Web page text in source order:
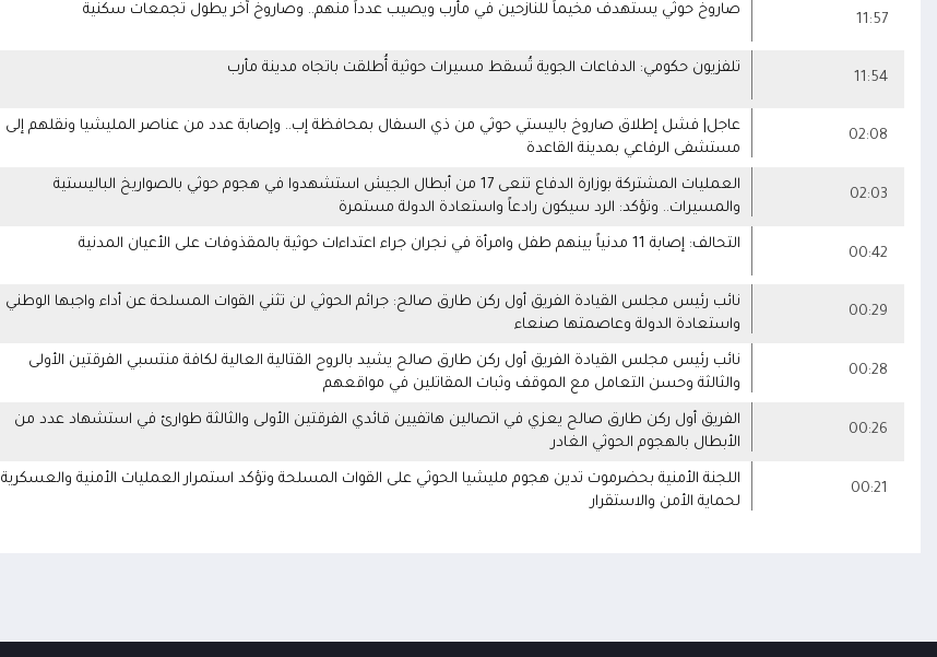
11:57
صاروخ حوثي يستهدف مخيماً للنازحين في مأرب ويصيب عدداً منهم.. وصاروخ آخر يطول تجمعات سكنية
11:54
تلفزيون حكومي: الدفاعات الجوية تُسقط مسيرات حوثية أُطلقت باتجاه مدينة مأرب
02:08
عاجل| فشل إطلاق صاروخ باليستي حوثي من ذي السفال بمحافظة إب.. وإصابة عدد من عناصر المليشيا ونقلهم إلى
مستشفى الرفاعي بمدينة القاعدة
02:03
العمليات المشتركة بوزارة الدفاع تنعى 17 من أبطال الجيش استشهدوا في هجوم حوثي بالصواريخ الباليستية
والمسيرات.. وتؤكد: الرد سيكون رادعاً واستعادة الدولة مستمرة
00:42
التحالف: إصابة 11 مدنياً بينهم طفل وامرأة في نجران جراء اعتداءات حوثية بالمقذوفات على الأعيان المدنية
00:29
نائب رئيس مجلس القيادة الفريق أول ركن طارق صالح: جرائم الحوثي لن تثني القوات المسلحة عن أداء واجبها الوطني
واستعادة الدولة وعاصمتها صنعاء
00:28
نائب رئيس مجلس القيادة الفريق أول ركن طارق صالح يشيد بالروح القتالية العالية لكافة منتسبي الفرقتين الأولى
والثالثة وحسن التعامل مع الموقف وثبات المقاتلين في مواقعهم
00:26
الفريق أول ركن طارق صالح يعزي في اتصالين هاتفيين قائدي الفرقتين الأولى والثالثة طوارئ في استشهاد عدد من
الأبطال بالهجوم الحوثي الغادر
00:21
اللجنة الأمنية بحضرموت تدين هجوم مليشيا الحوثي على القوات المسلحة وتؤكد استمرار العمليات الأمنية والعسكرية
لحماية الأمن والاستقرار